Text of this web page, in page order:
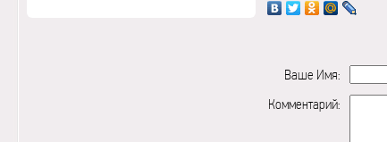
Ваше Имя:
Комментарий: